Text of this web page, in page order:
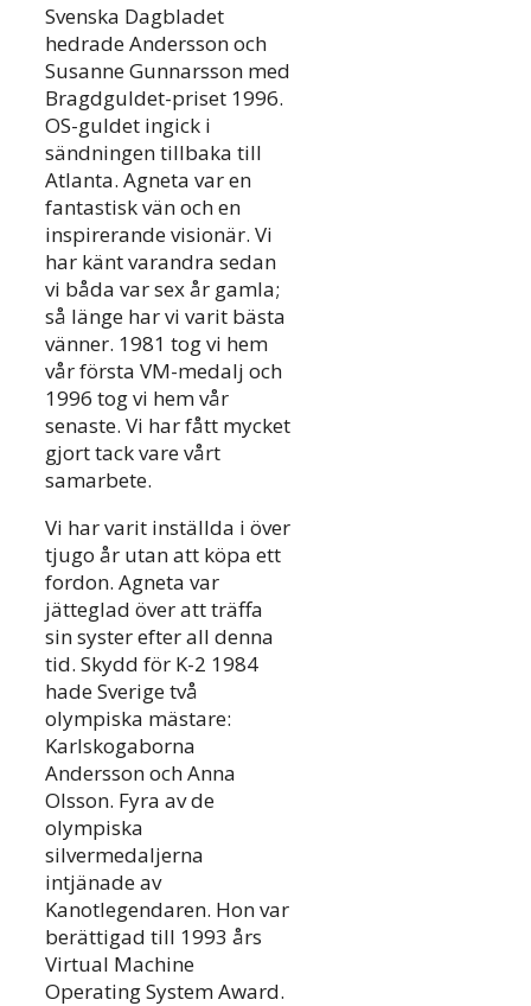
Svenska Dagbladet
hedrade Andersson och
Susanne Gunnarsson med
Bragdguldet-priset 1996.
OS-guldet ingick i
sändningen tillbaka till
Atlanta. Agneta var en
fantastisk vän och en
inspirerande visionär. Vi
har känt varandra sedan
vi båda var sex år gamla;
så länge har vi varit bästa
vänner. 1981 tog vi hem
vår första VM-medalj och
1996 tog vi hem vår
senaste. Vi har fått mycket
gjort tack vare vårt
samarbete.
Vi har varit inställda i över
tjugo år utan att köpa ett
fordon. Agneta var
jätteglad över att träffa
sin syster efter all denna
tid. Skydd för K-2 1984
hade Sverige två
olympiska mästare:
Karlskogaborna
Andersson och Anna
Olsson. Fyra av de
olympiska
silvermedaljerna
intjänade av
Kanotlegendaren. Hon var
berättigad till 1993 års
Virtual Machine
Operating System Award.